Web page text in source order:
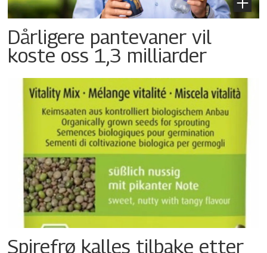
Dårligere pantevaner vil
koste oss 1,3 milliarder
Spirefrø kalles tilbake etter